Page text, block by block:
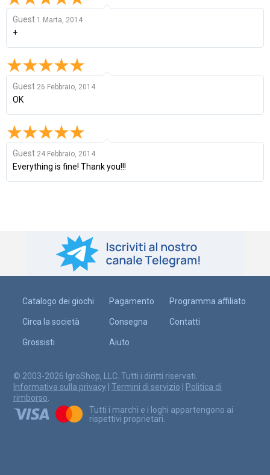
Guest 1 Marta, 2014
+
Guest 26 Febbraio, 2014
OK
Guest 24 Febbraio, 2014
Everything is fine! Thank you!!!
Catalogo dei giochi
Circa la società
Grossisti
Pagamento
Consegna
Aiuto
Programma affiliato
Contatti
© 2003-2026 IgroShop, LLC. Tutti i diritti riservati.
Informativa sulla privacy
Termini di servizio
Politica di
rimborso.
Tutti i marchi e i loghi appartengono ai
rispettivi proprietari.